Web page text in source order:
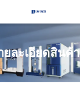
ยละเอียดสินค้า